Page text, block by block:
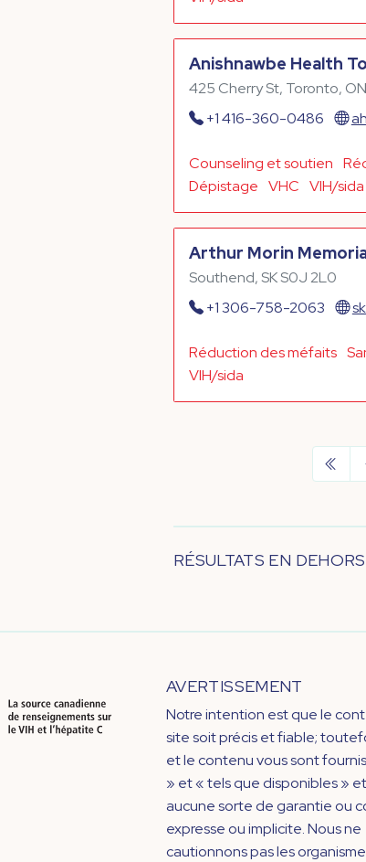
Anishnawbe Health
425 Cherry St, Toronto,
+1 416-360-0486
Counseling et soutien
Dépistage VHC VIH/sida
Arthur Morin
Southend, SK S0J 2L0
+1 306-758-2063
Réduction des méfaits
VIH/sida
RÉSULTATS EN
AVERTISSEMENT
Notre intention est que le
site soit précis et fiable;
et le contenu vous sont
» et « tels que disponibles »
aucune sorte de garantie ou
expresse ou implicite. Nous ne
cautionnons pas les